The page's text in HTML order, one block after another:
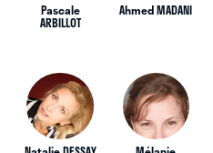
Pascale
ARBILLOT
Ahmed MADANI